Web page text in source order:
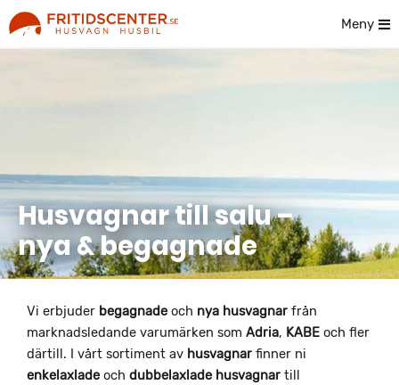
Meny
Husvagnar till salu –
nya & begagnade
Vi erbjuder begagnade och nya husvagnar från
marknadsledande varumärken som Adria, KABE och fler
därtill. I vårt sortiment av husvagnar finner ni
enkelaxlade och dubbelaxlade husvagnar till